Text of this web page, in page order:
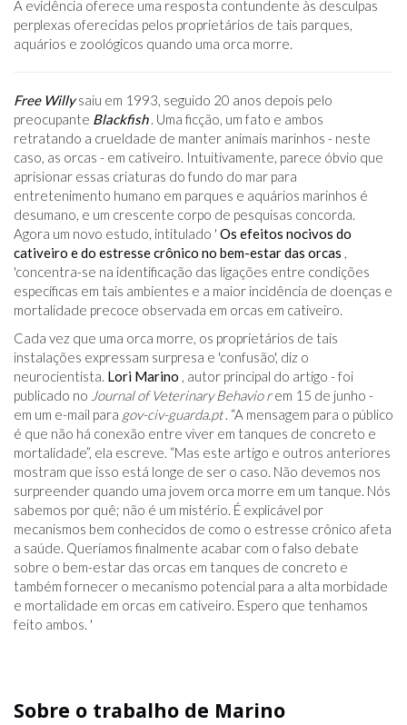
A evidência oferece uma resposta contundente às desculpas
perplexas oferecidas pelos proprietários de tais parques,
aquários e zoológicos quando uma orca morre.
Free Willy saiu em 1993, seguido 20 anos depois pelo
preocupante Blackfish . Uma ficção, um fato e ambos
retratando a crueldade de manter animais marinhos - neste
caso, as orcas - em cativeiro. Intuitivamente, parece óbvio que
aprisionar essas criaturas do fundo do mar para
entretenimento humano em parques e aquários marinhos é
desumano, e um crescente corpo de pesquisas concorda.
Agora um novo estudo, intitulado ' Os efeitos nocivos do
cativeiro e do estresse crônico no bem-estar das orcas ,
'concentra-se na identificação das ligações entre condições
específicas em tais ambientes e a maior incidência de doenças e
mortalidade precoce observada em orcas em cativeiro.
Cada vez que uma orca morre, os proprietários de tais
instalações expressam surpresa e 'confusão', diz o
neurocientista. Lori Marino , autor principal do artigo - foi
publicado no Journal of Veterinary Behavio rem 15 de junho -
em um e-mail para gov-civ-guarda.pt. “A mensagem para o público
é que não há conexão entre viver em tanques de concreto e
mortalidade”, ela escreve. “Mas este artigo e outros anteriores
mostram que isso está longe de ser o caso. Não devemos nos
surpreender quando uma jovem orca morre em um tanque. Nós
sabemos por quê; não é um mistério. É explicável por
mecanismos bem conhecidos de como o estresse crônico afeta
a saúde. Queríamos finalmente acabar com o falso debate
sobre o bem-estar das orcas em tanques de concreto e
também fornecer o mecanismo potencial para a alta morbidade
e mortalidade em orcas em cativeiro. Espero que tenhamos
feito ambos. '
Sobre o trabalho de Marino